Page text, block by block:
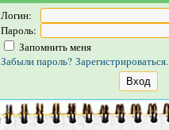
Логин:
Пароль:
Запомнить меня
Забыли пароль? Зарегистрироваться.